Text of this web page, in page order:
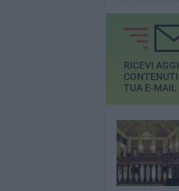
principali
turistiche del
RICEVI
TUA E-MAIL